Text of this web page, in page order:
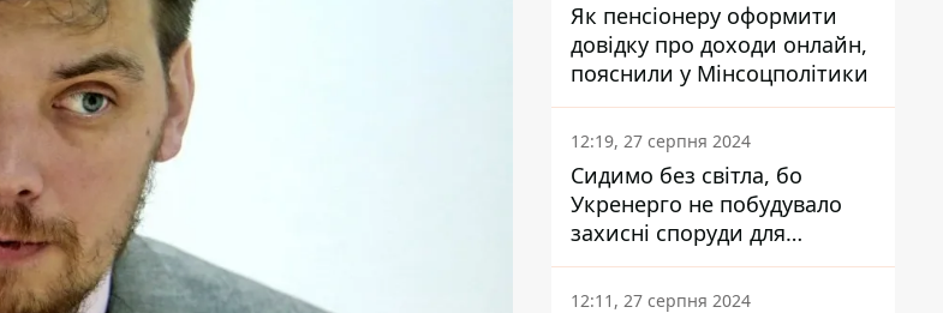
Як пенсіонеру оформити
довідку про доходи онлайн,
пояснили у Мінсоцполітики
12:19, 27 серпня 2024
Сидимо без світла, бо
Укренерго не побудувало
захисні споруди для
енергетики - нардеп
Кучеренко
12:11, 27 серпня 2024